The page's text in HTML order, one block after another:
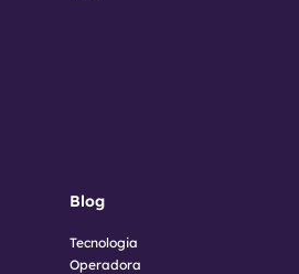
Blog
Tecnologia
Operadora